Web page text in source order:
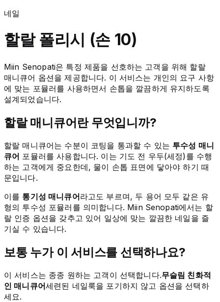
네일
할랄 폴리시 (손 10)
Miin Senopati은 특정 제품을 선호하는 고객을 위해 할랄
매니큐어 옵션을 제공합니다. 이 서비스는 개인의 요구 사항
에 맞는 포뮬러를 사용하면서 손톱을 깔끔하게 유지하도록
설계되었습니다.
할랄 매니큐어란 무엇입니까?
할랄 매니큐어는 수분이 코팅을 통과할 수 있는 투수성 매니
큐어 포뮬러를 사용합니다. 이는 기도 전 우두(세정)를 수행
하는 고객에게 중요한데, 물이 손톱 표면에 닿아야 하기 때
문입니다.
이를 통기성 매니큐어라고도 부르며, 두 용어 모두 같은 유
형의 투수성 포뮬러를 의미합니다. Miin Senopati에서는 할
랄 인증 옵션을 갖추고 있어 일상에 맞는 깔끔한 네일을 즐
기실 수 있습니다.
보통 누가 이 서비스를 선택하나요?
이 서비스는 종종 원하는 고객이 선택합니다.무슬림 친화적
인 매니큐어세련된 네일룩을 포기하지 않고 옵션을 선택하
세요.